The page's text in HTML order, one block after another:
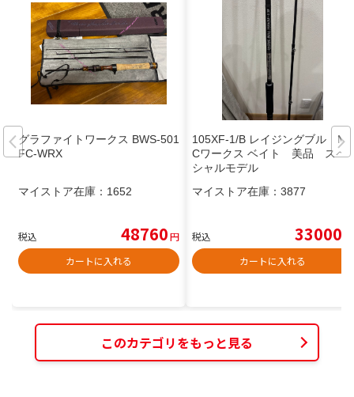
グラファイトワークス BWS-501
FC-WRX
マイストア在庫： 1652
税込 48760円
カートに入れる
105XF-1/B レイジングブル M
Cワークス ベイト 美品 スペ
シャルモデル
マイストア在庫： 3877
税込 33000
カートに入れる
このカテゴリをもっと見る